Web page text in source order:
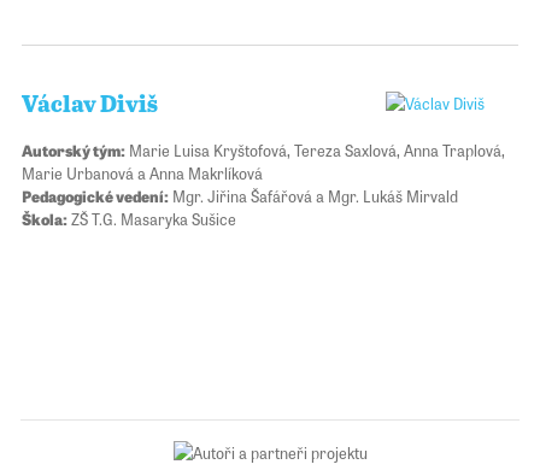
Václav Diviš
Autorský tým: Marie Luisa Kryštofová, Tereza Saxlová, Anna Traplová,
Marie Urbanová a Anna Makrlíková
Pedagogické vedení: Mgr. Jiřina Šafářová a Mgr. Lukáš Mirvald
Škola:ZŠ T.G. Masaryka Sušice